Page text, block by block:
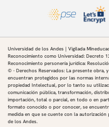
Universidad de los Andes | Vigilada
Reconocimiento como Universidad: Decreto
Reconocimiento personería jurídica:
© - Derechos Reservados: La presente obra,
encuentran protegidos por las normas
propiedad Intelectual, por lo tanto su
comunicación pública, transformación,
importación, total o parcial, en todo o en
formato conocido o por conocer, se
medida en que se cuente con la
de los Andes.